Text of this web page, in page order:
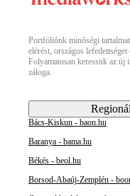
Portfóliónk minőségi
elérést, országos
Folyamatosan keressük az új
záloga.
Bács-Kiskun - baon.hu
Baranya - bama.hu
Békés - beol.hu
Borsod-Abaúj-Zemplén -